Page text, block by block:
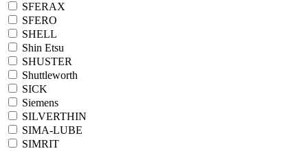
SFERAX
SFERO
SHELL
Shin Etsu
SHUSTER
Shuttleworth
SICK
Siemens
SILVERTHIN
SIMA-LUBE
SIMRIT